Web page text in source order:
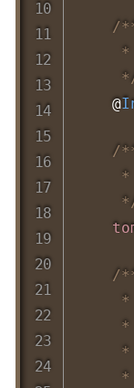
/
    @
/
*
/
*